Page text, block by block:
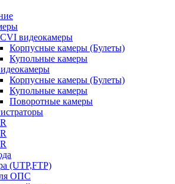
видеокамеры
Корпусные камеры (Булеты)
Купольные камеры
Корпусные камеры (Булеты)
Купольные камеры
Поворотные камеры
(UTP,FTP)
ОПС